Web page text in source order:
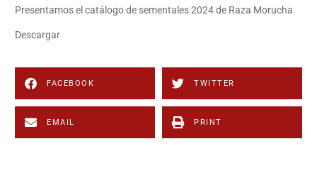
Presentamos el catálogo de sementales 2024 de Raza Morucha.
Descargar
FACEBOOK TWITTER
EMAIL PRINT